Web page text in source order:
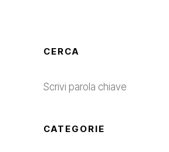
CERCA
CATEGORIE